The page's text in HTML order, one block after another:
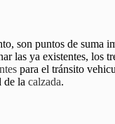
son puntos de suma
las ya existentes, los
para el tránsito
de la calzada.